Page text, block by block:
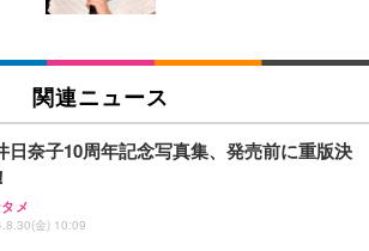
ルバッテリー 大容量 30000mAh 【22.5W/20
リー 5台同時充電 Type-C出力 スマホ 充電器 LC
表示 LEDライト付き ストラップ付き 持ち運び
充電器 停電対策 アウトドア/旅行/出張/防災/緊
iOS/Android各種他対応 機内持込可 (高級白い)
PSE認証品 GaN採用 折りたたみ式プラグ ホ
ト 【 iPhone16 15 等対応】 EC-AC6820WH
関連ニュース
日奈子10周年記念写真集、発売前に重版決
メ
金) 10:09